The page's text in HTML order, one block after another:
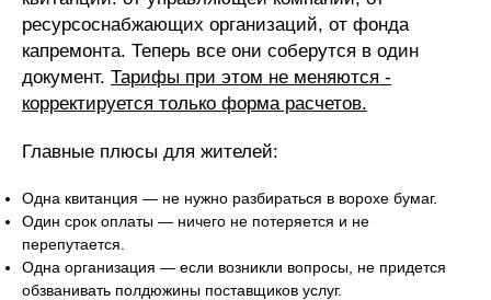
ресурсоснабжающих организаций, от фонда
капремонта. Теперь все они соберутся в один
документ. Тарифы при этом не меняются -
корректируется только форма расчетов.
Главные плюсы для жителей:
Одна квитанция — не нужно разбираться в ворохе бумаг.
Один срок оплаты — ничего не потеряется и не
перепутается.
Одна организация — если возникли вопросы, не придется
обзванивать полдюжины поставщиков услуг.